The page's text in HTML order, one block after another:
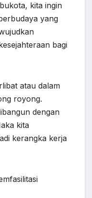
kita ingin
yang
bagi
atau dalam
royong.
dengan
kita
kerangka kerja